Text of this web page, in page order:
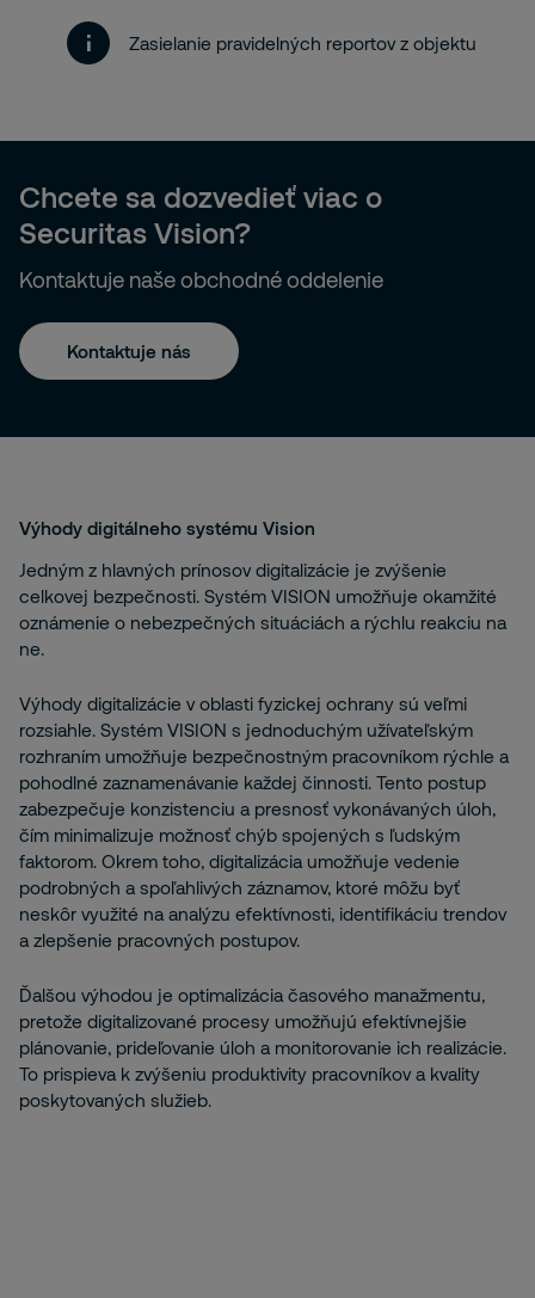
Zasielanie pravidelných reportov z objektu
Chcete sa dozvedieť viac o
Securitas Vision?
Kontaktuje naše obchodné oddelenie
Kontaktuje nás
Výhody digitálneho systému Vision
Jedným z hlavných prínosov digitalizácie je zvýšenie
celkovej bezpečnosti. Systém VISION umožňuje okamžité
oznámenie o nebezpečných situáciách a rýchlu reakciu na
ne.
Výhody digitalizácie v oblasti fyzickej ochrany sú veľmi
rozsiahle. Systém VISION s jednoduchým užívateľským
rozhraním umožňuje bezpečnostným pracovníkom rýchle a
pohodlné zaznamenávanie každej činnosti. Tento postup
zabezpečuje konzistenciu a presnosť vykonávaných úloh,
čím minimalizuje možnosť chýb spojených s ľudským
faktorom. Okrem toho, digitalizácia umožňuje vedenie
podrobných a spoľahlivých záznamov, ktoré môžu byť
neskôr využité na analýzu efektívnosti, identifikáciu trendov
a zlepšenie pracovných postupov.
Ďalšou výhodou je optimalizácia časového manažmentu,
pretože digitalizované procesy umožňujú efektívnejšie
plánovanie, prideľovanie úloh a monitorovanie ich realizácie.
To prispieva k zvýšeniu produktivity pracovníkov a kvality
poskytovaných služieb.